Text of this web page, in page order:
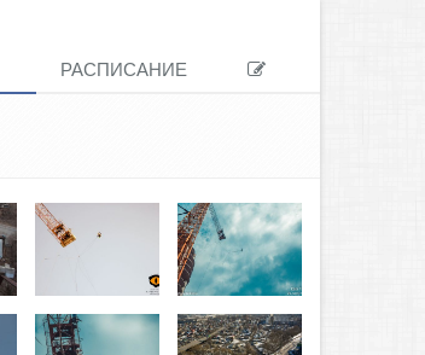
РАСПИСАНИЕ